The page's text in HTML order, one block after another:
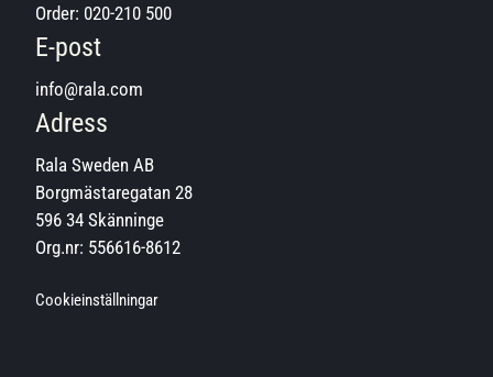
Order: 020-210 500
E-post
info@rala.com
Adress
Rala Sweden AB
Borgmästaregatan 28
596 34 Skänninge
Org.nr: 556616-8612
Cookieinställningar